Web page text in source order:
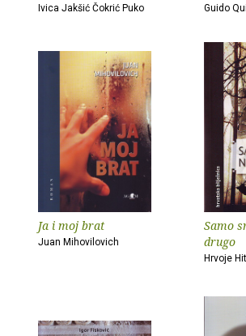
Ivica Jakšić Čokrić Puko Guido
Ja i moj brat
Juan Mihovilovich
Samo
drugo
Hrvoje